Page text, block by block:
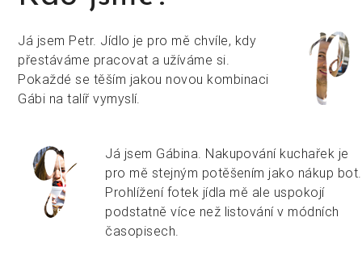
Já jsem Petr. Jídlo je pro mě chvíle, kdy
přestáváme pracovat a užíváme si.
Pokaždé se těším jakou novou kombinaci
Gábi na talíř vymyslí.
Já jsem Gábina. Nakupování kuchařek je
pro mě stejným potěšením jako nákup bot.
Prohlížení fotek jídla mě ale uspokojí
podstatně více než listování v módních
časopisech.